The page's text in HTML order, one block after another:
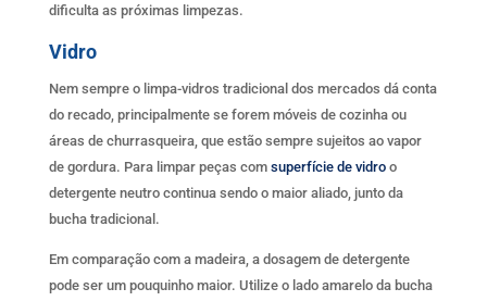
dificulta as próximas limpezas.
Vidro
Nem sempre o limpa-vidros tradicional dos mercados dá conta
do recado, principalmente se forem móveis de cozinha ou
áreas de churrasqueira, que estão sempre sujeitos ao vapor
de gordura. Para limpar peças com superfície de vidroo
detergente neutro continua sendo o maior aliado, junto da
bucha tradicional.
Em comparação com a madeira, a dosagem de detergente
pode ser um pouquinho maior. Utilize o lado amarelo da bucha